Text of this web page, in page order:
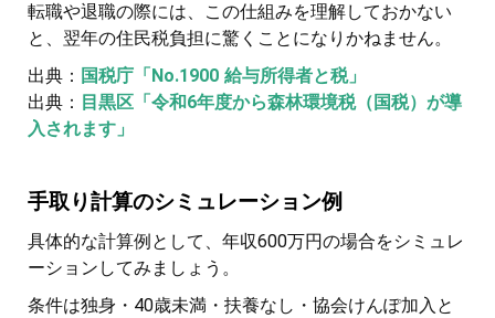
転職や退職の際には、この仕組みを理解しておかない
と、翌年の住民税負担に驚くことになりかねません。
出典： 国税庁「No.1900 給与所得者と税」
出典： 目黒区「令和6年度から森林環境税（国税）が導
入されます」
手取り計算のシミュレーション例
具体的な計算例として、年収600万円の場合をシミュレ
ーションしてみましょう。
条件は独身・40歳未満・扶養なし・協会けんぽ加入と